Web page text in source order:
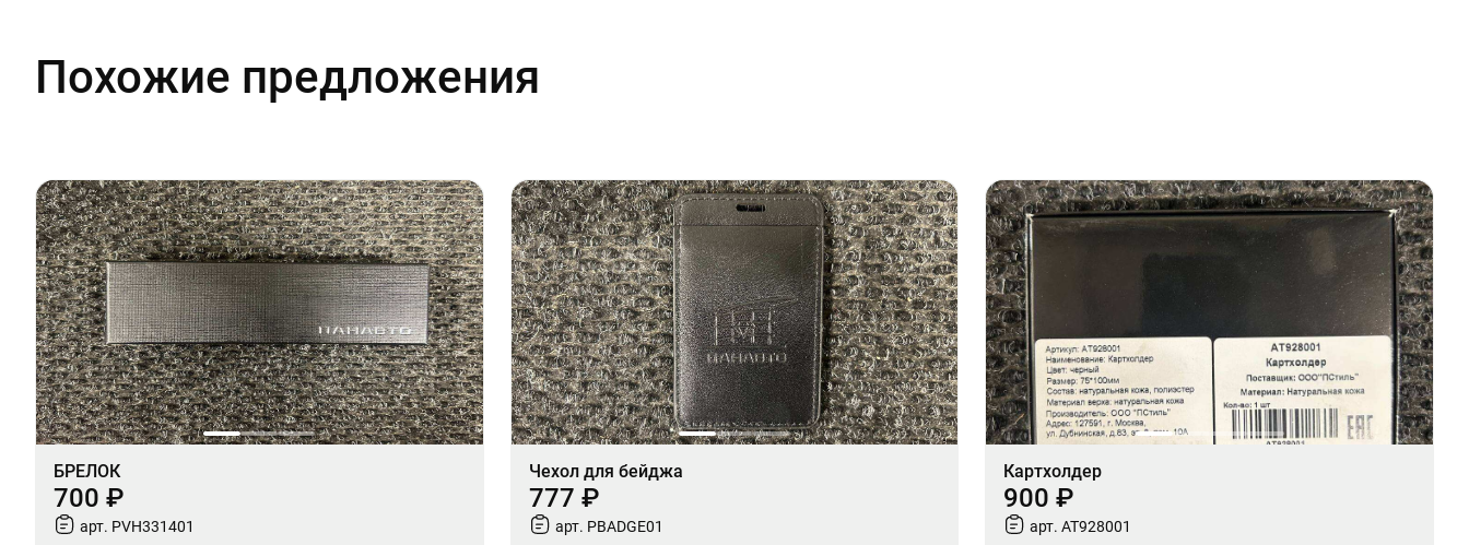
Похожие предложения
БРЕЛОК
700 ₽
арт. PVH331401
Чехол для бейджа
777 ₽
арт. PBADGE01
Картхолдер
900 ₽
арт. AT928001